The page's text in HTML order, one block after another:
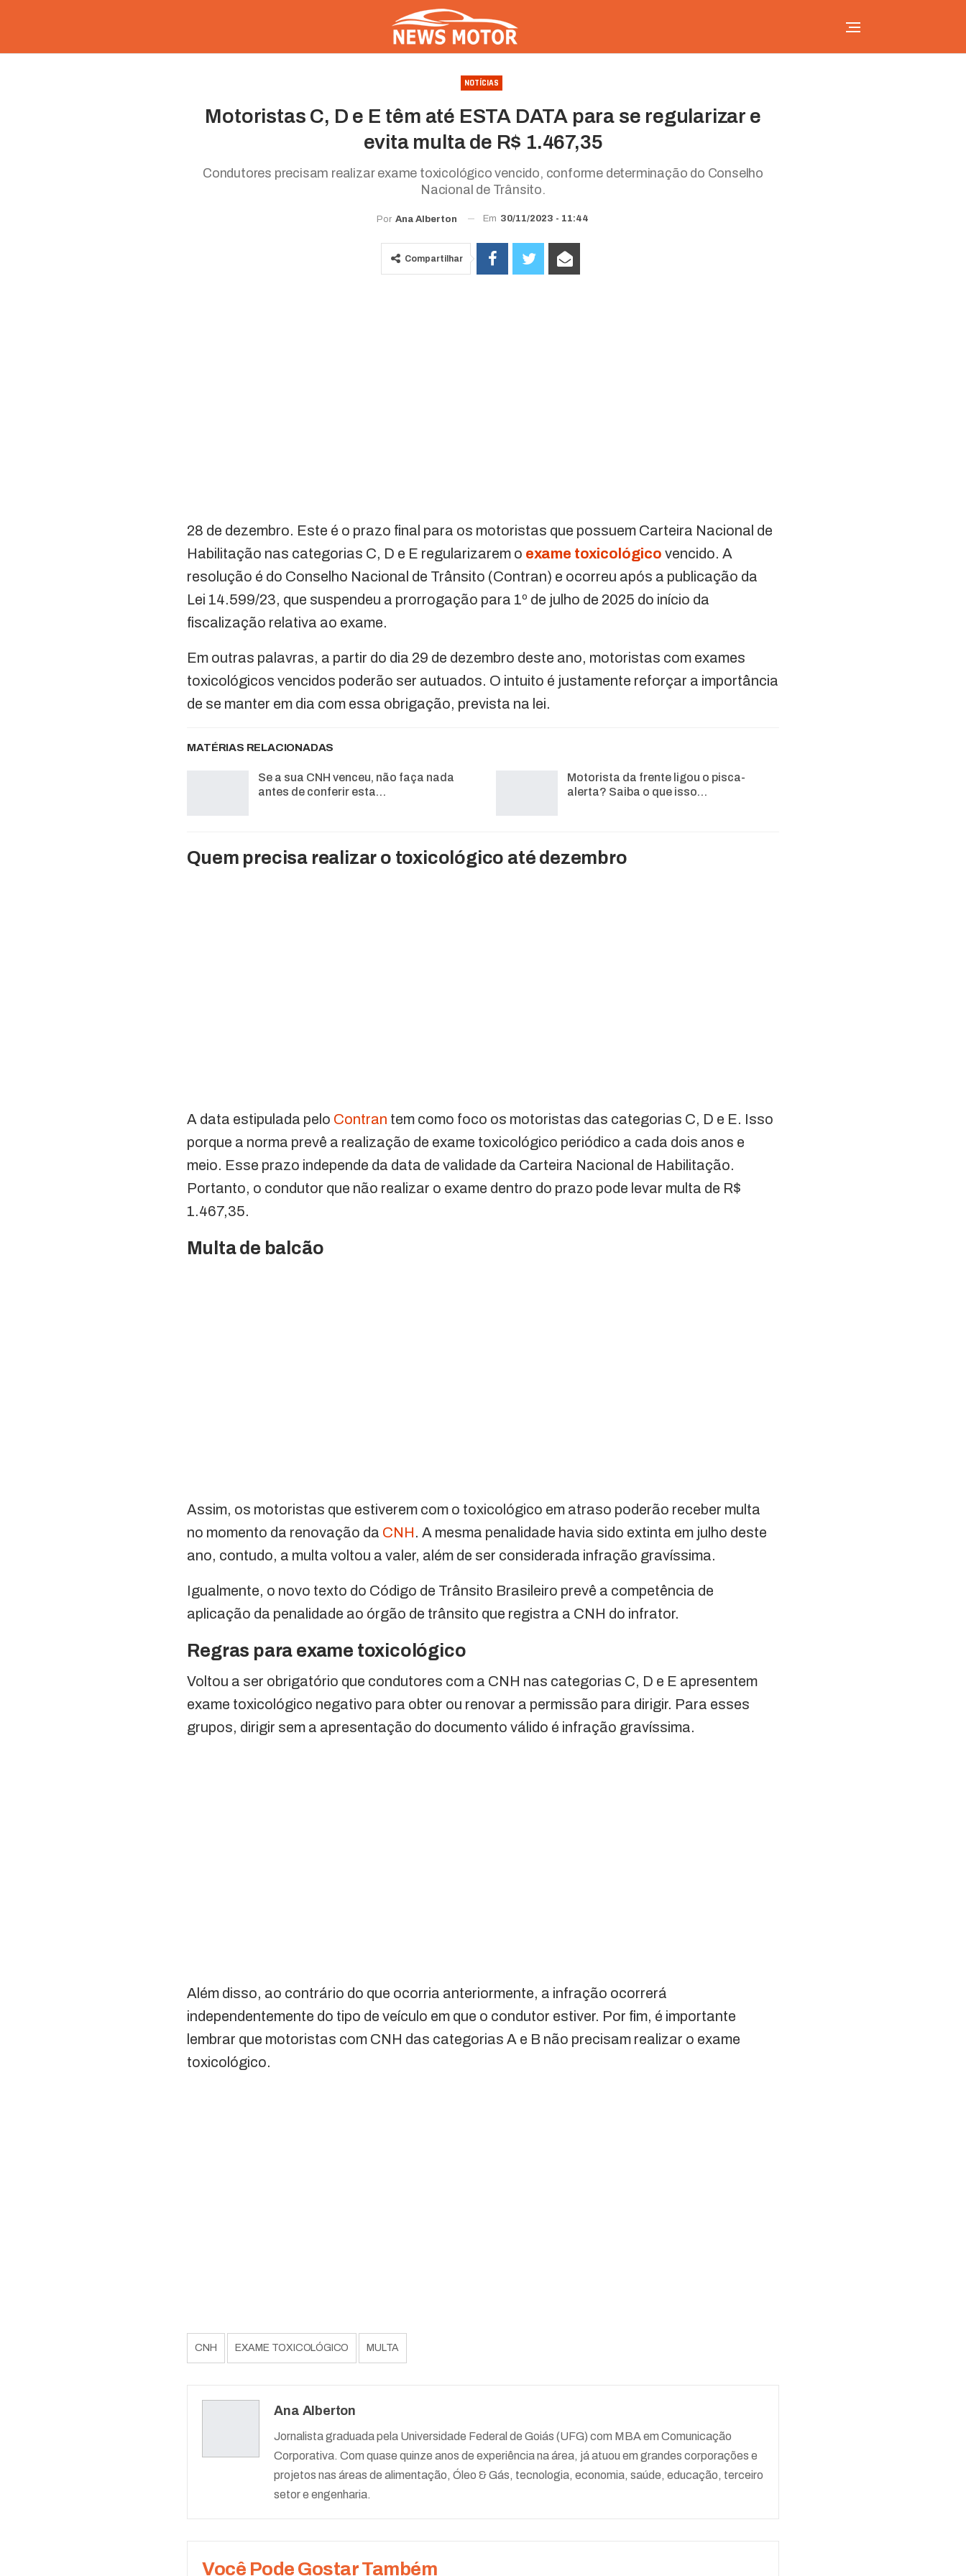
NOTÍCIAS
Motoristas C, D e E têm até ESTA DATA para se regularizar e
evita multa de R$ 1.467,35
Condutores precisam realizar exame toxicológico vencido, conforme determinação do Conselho
Nacional de Trânsito.
Por Ana Alberton Em 30/11/2023 - 11:44
Compartilhar
28 de dezembro. Este é o prazo final para os motoristas que possuem Carteira Nacional de
Habilitação nas categorias C, D e E regularizarem o exame toxicológico vencido. A
resolução é do Conselho Nacional de Trânsito (Contran) e ocorreu após a publicação da
Lei 14.599/23, que suspendeu a prorrogação para 1º de julho de 2025 do início da
fiscalização relativa ao exame.
Em outras palavras, a partir do dia 29 de dezembro deste ano, motoristas com exames
toxicológicos vencidos poderão ser autuados. O intuito é justamente reforçar a importância
de se manter em dia com essa obrigação, prevista na lei.
MATÉRIAS RELACIONADAS
Se a sua CNH venceu, não faça nada
antes de conferir esta…
Motorista da frente ligou o pisca-
alerta? Saiba o que isso…
Quem precisa realizar o toxicológico até dezembro
A data estipulada pelo Contran tem como foco os motoristas das categorias C, D e E. Isso
porque a norma prevê a realização de exame toxicológico periódico a cada dois anos e
meio. Esse prazo independe da data de validade da Carteira Nacional de Habilitação.
Portanto, o condutor que não realizar o exame dentro do prazo pode levar multa de R$
1.467,35.
Multa de balcão
Assim, os motoristas que estiverem com o toxicológico em atraso poderão receber multa
no momento da renovação da CNH. A mesma penalidade havia sido extinta em julho deste
ano, contudo, a multa voltou a valer, além de ser considerada infração gravíssima.
Igualmente, o novo texto do Código de Trânsito Brasileiro prevê a competência de
aplicação da penalidade ao órgão de trânsito que registra a CNH do infrator.
Regras para exame toxicológico
Voltou a ser obrigatório que condutores com a CNH nas categorias C, D e E apresentem
exame toxicológico negativo para obter ou renovar a permissão para dirigir. Para esses
grupos, dirigir sem a apresentação do documento válido é infração gravíssima.
Além disso, ao contrário do que ocorria anteriormente, a infração ocorrerá
independentemente do tipo de veículo em que o condutor estiver. Por fim, é importante
lembrar que motoristas com CNH das categorias A e B não precisam realizar o exame
toxicológico.
CNH EXAME TOXICOLÓGICO MULTA
Ana Alberton
Jornalista graduada pela Universidade Federal de Goiás (UFG) com MBA em Comunicação
Corporativa. Com quase quinze anos de experiência na área, já atuou em grandes corporações e
projetos nas áreas de alimentação, Óleo & Gás, tecnologia, economia, saúde, educação, terceiro
setor e engenharia.
Você Pode Gostar Também